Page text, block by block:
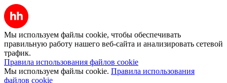
Мы используем файлы cookie, чтобы обеспечивать
правильную работу нашего веб-сайта и анализировать сетевой
трафик.
Правила использования файлов cookie
Мы используем файлы cookie. Правила использования
файлов cookie